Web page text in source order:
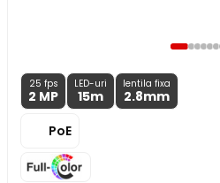
25 fps
2 MP
LED-uri
15m
lentila fixa
2.8mm
PoE